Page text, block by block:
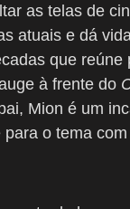
as telas de
atuais e dá
que
à frente do
Mion é um
o tema com